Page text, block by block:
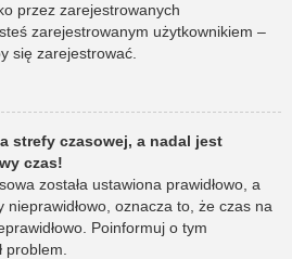
przez zarejestrowanych
zarejestrowanym użytkownikiem –
się zarejestrować.
strefy czasowej, a nadal jest
czas!
została ustawiona prawidłowo, a
oznacza to, że czas na
Poinformuj o tym
problem.